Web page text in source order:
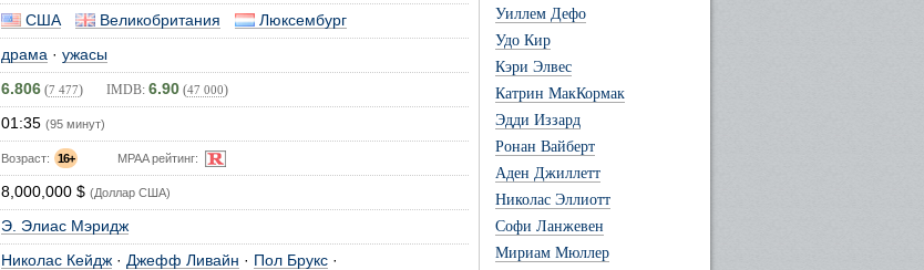
США Великобритания Люксембург
драма · ужасы
6.806 (7 477) IMDB: 6.90 (47 000)
01:35 (95 минут)
Возраст: 16+ MPAA рейтинг:
8,000,000 $ (Доллар США)
Э. Элиас Мэридж
Николас Кейдж · Джефф Ливайн · Пол Брукс ·
Уиллем Дефо
Удо Кир
Кэри Элвес
Катрин МакКормак
Эдди Иззард
Ронан Вайберт
Аден Джиллетт
Николас Эллиотт
Софи Ланжевен
Мириам Мюллер